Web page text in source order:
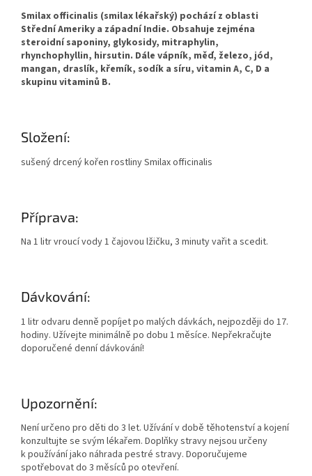
Smilax officinalis (smilax lékařský) pochází z oblasti
Střední Ameriky a západní Indie. Obsahuje zejména
steroidní saponiny, glykosidy, mitraphylin,
rhynchophyllin, hirsutin. Dále vápník, měď, železo, jód,
mangan, draslík, křemík, sodík a síru, vitamin A, C, D a
skupinu vitaminů B.
Složení:
sušený drcený kořen rostliny Smilax officinalis
Příprava:
Na 1 litr vroucí vody 1 čajovou lžičku, 3 minuty vařit a scedit.
Dávkování:
1 litr odvaru denně popíjet po malých dávkách, nejpozději do 17.
hodiny. Užívejte minimálně po dobu 1 měsíce. Nepřekračujte
doporučené denní dávkování!
Upozornění:
Není určeno pro děti do 3 let. Užívání v době těhotenství a kojení
konzultujte se svým lékařem. Doplňky stravy nejsou určeny
k používání jako náhrada pestré stravy. Doporučujeme
spotřebovat do 3 měsíců po otevření.